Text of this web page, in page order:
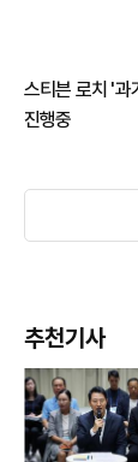
스티븐 로치 '과
진행중
추천기사